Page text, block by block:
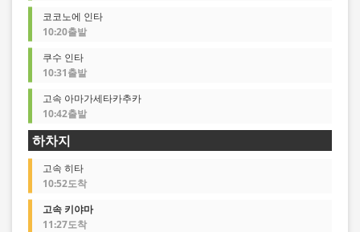
코코노에 인타
10:20출발
쿠수 인타
10:31출발
고속 아마가세타카추카
10:42출발
하차지
고속 히타
10:52도착
고속 키야마
11:27도착